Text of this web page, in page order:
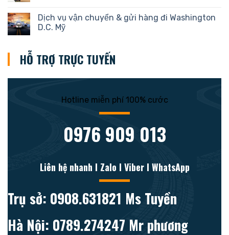
Dịch vụ vận chuyển & gửi hàng đi Washington
D.C. Mỹ
HỖ TRỢ TRỰC TUYẾN
Hotline miễn phí 100% cước
0976 909 013
Liên hệ nhanh l Zalo l Viber l WhatsApp
Trụ sở: 0908.631821 Ms Tuyền
Hà Nội: 0789.274247 Mr phương